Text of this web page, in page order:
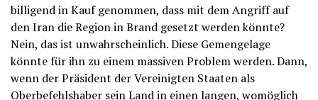
billigend in Kauf genommen, dass mit dem Angriff auf
den Iran die Region in Brand gesetzt werden könnte?
Nein, das ist unwahrscheinlich. Diese Gemengelage
könnte für ihn zu einem massiven Problem werden. Dann,
wenn der Präsident der Vereinigten Staaten als
Oberbefehlshaber sein Land in einen langen, womöglich